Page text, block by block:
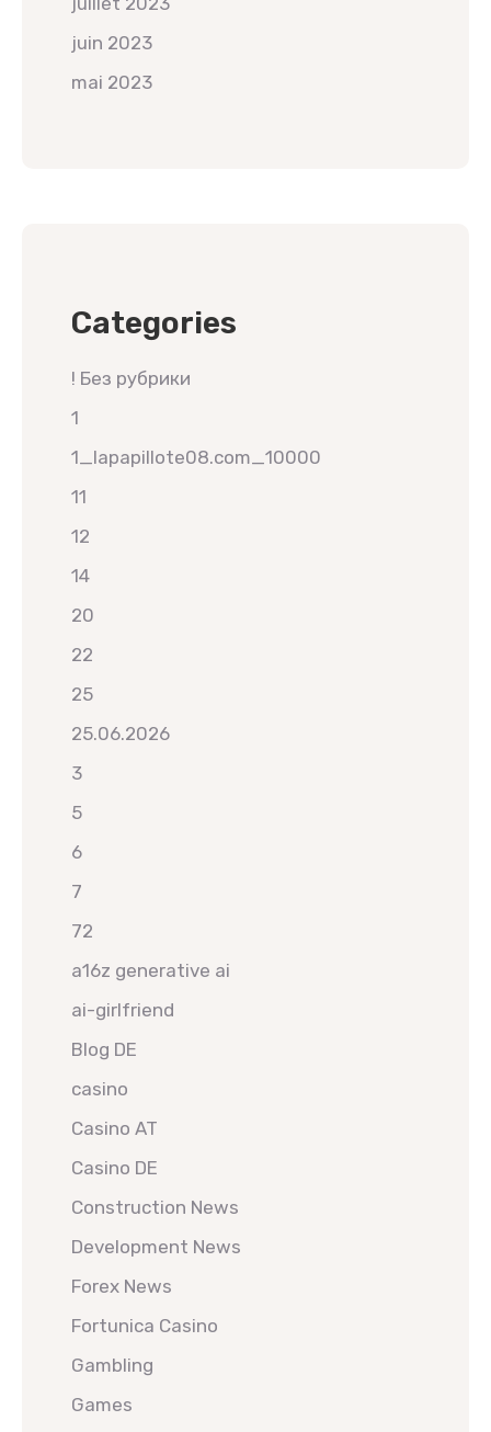
juin 2023
mai 2023
Categories
! Без рубрики
1
1_lapapillote08.com_10000
11
12
14
20
22
25
25.06.2026
3
5
6
7
72
a16z generative ai
ai-girlfriend
Blog DE
casino
Casino AT
Casino DE
Construction News
Development News
Forex News
Fortunica Casino
Gambling
Games